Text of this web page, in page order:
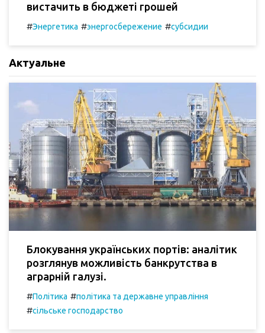
вистачить в бюджеті грошей
#Энергетика #энергосбережение #субсидии
Актуальне
Блокування українських портів: аналітик
розглянув можливість банкрутства в
аграрній галузі.
#Політика #політика та державне управління
#сільське господарство